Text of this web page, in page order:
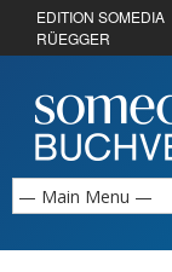
EDITION SOMEDIA
RÜEGGER